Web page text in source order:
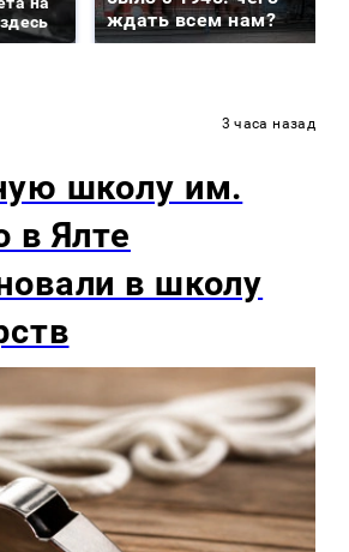
ждать всем нам?
3 часа назад
школу им.
в Ялте
в школу